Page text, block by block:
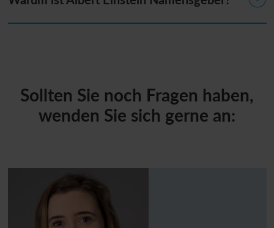
Sollten Sie noch Fragen haben,
wenden Sie sich gerne an: